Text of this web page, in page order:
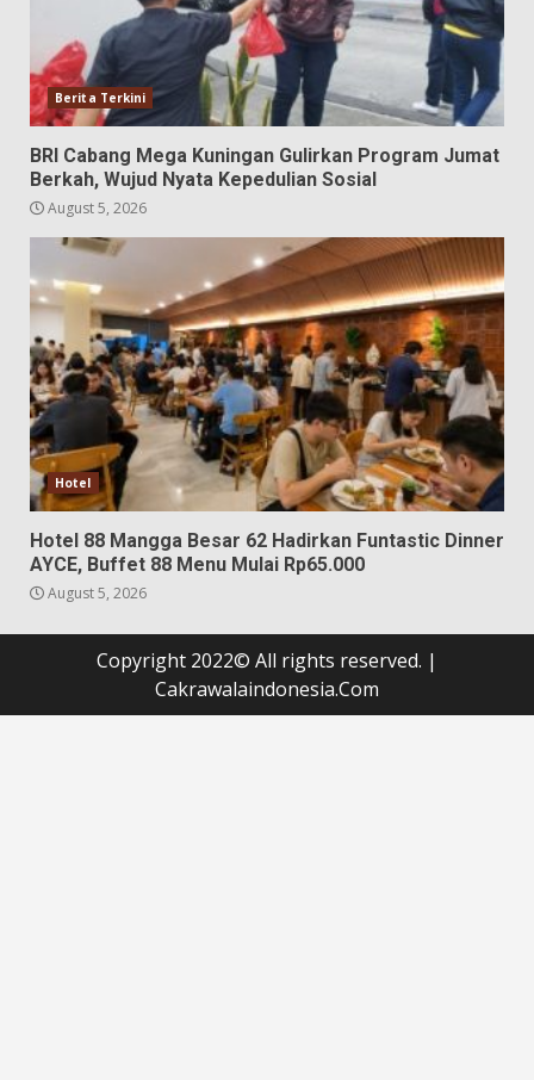
Berita Terkini
BRI Cabang Mega Kuningan Gulirkan Program Jumat
Berkah, Wujud Nyata Kepedulian Sosial
August 5, 2026
Hotel
Hotel 88 Mangga Besar 62 Hadirkan Funtastic Dinner
AYCE, Buffet 88 Menu Mulai Rp65.000
August 5, 2026
Copyright 2022© All rights reserved. |
Cakrawalaindonesia.Com